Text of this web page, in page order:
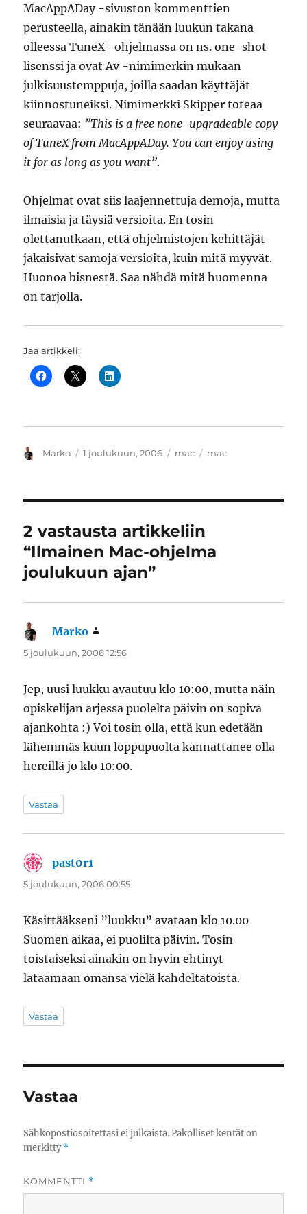
MacAppADay -sivuston kommenttien
perusteella, ainakin tänään luukun takana
olleessa TuneX -ohjelmassa on ns. one-shot
lisenssi ja ovat Av -nimimerkin mukaan
julkisuustemppuja, joilla saadan käyttäjät
kiinnostuneiksi. Nimimerkki Skipper toteaa
seuraavaa: ”This is a free none-upgradeable copy
of TuneX from MacAppADay. You can enjoy using
it for as long as you want”.
Ohjelmat ovat siis laajennettuja demoja, mutta
ilmaisia ja täysiä versioita. En tosin
olettanutkaan, että ohjelmistojen kehittäjät
jakaisivat samoja versioita, kuin mitä myyvät.
Huonoa bisnestä. Saa nähdä mitä huomenna
on tarjolla.
Jaa artikkeli:
Kirjoittaja
Marko Julkaistu
1 joulukuun, 2006 Kategoriat
mac Avainsanat
mac
2 vastausta artikkeliin
“Ilmainen Mac-ohjelma
joulukuun ajan”
Marko
5 joulukuun, 2006 12:56
Jep, uusi luukku avautuu klo 10:00, mutta näin
opiskelijan arjessa puolelta päivin on sopiva
ajankohta :) Voi tosin olla, että kun edetään
lähemmäs kuun loppupuolta kannattanee olla
hereillä jo klo 10:00.
Vastaa
past0r1
5 joulukuun, 2006 00:55
Käsittääkseni ”luukku” avataan klo 10.00
Suomen aikaa, ei puolilta päivin. Tosin
toistaiseksi ainakin on hyvin ehtinyt
lataamaan omansa vielä kahdeltatoista.
Vastaa
Vastaa
Sähköpostiosoitettasi ei julkaista. Pakolliset kentät on
merkitty*
KOMMENTTI *